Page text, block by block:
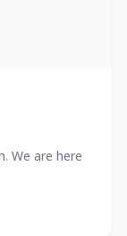
We are here